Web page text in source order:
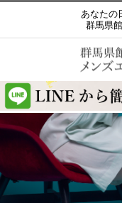
あなたの
群馬県